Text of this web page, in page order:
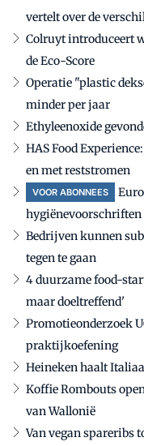
vertelt over de
Colruyt introduceert
de Eco-Score
Operatie "plastic
minder per jaar
Ethyleenoxide
HAS Food
en met reststromen
VOOR ABONNEES
hygiënevoorschriften
Bedrijven kunnen
tegen te gaan
4 duurzame food-
maar doeltreffend'
Promotieonderzoek
praktijkoefening
Heineken haalt
Koffie Rombouts
van Wallonië
Van vegan spareribs